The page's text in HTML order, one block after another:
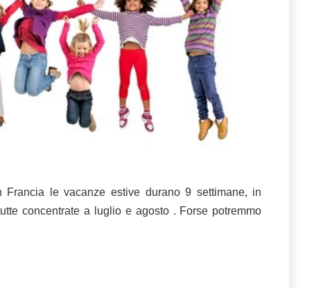
Francia le vacanze estive durano 9 settimane, in
concentrate a luglio e agosto . Forse potremmo